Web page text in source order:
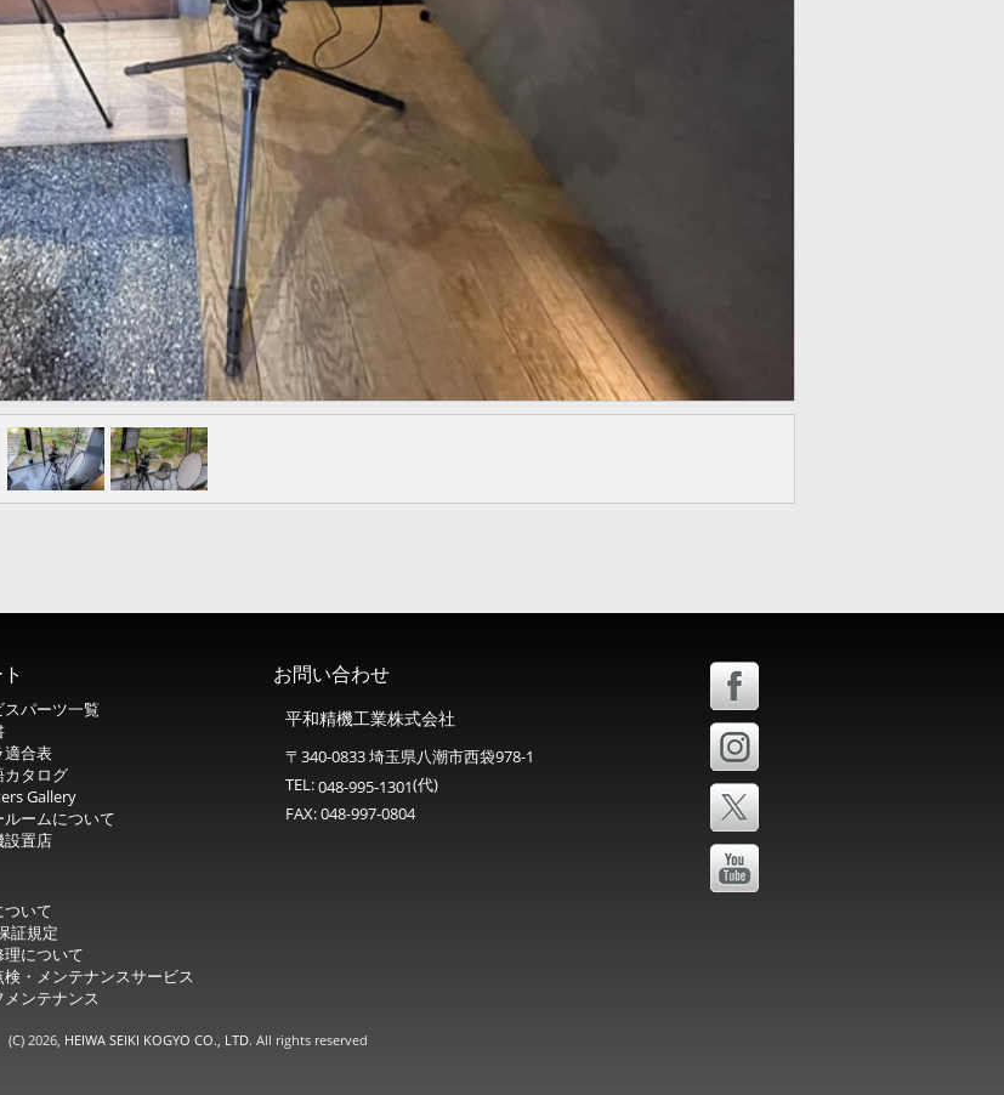
スパーツ一覧
適合表
カタログ
Gallery
ルームについて
設置店
いて
証規定
理について
検・メンテナンスサービス
メンテナンス
お問い合わせ
平和精機工業株式会社
〒340-0833 埼玉県八潮市西袋978-1
TEL:048-995-1301(代)
FAX: 048-997-0804
(C) 2026, HEIWA SEIKI KOGYO CO., LTD. All rights reserved